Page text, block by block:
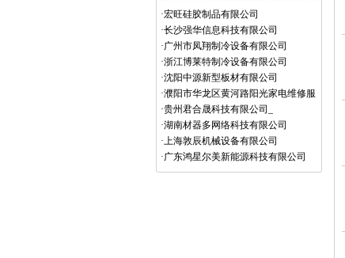
·宏旺硅胶制品有限公司
·长沙强华信息科技有限公司
·广州市凤翔制冷设备有限公司
·浙江博莱特制冷设备有限公司
·沈阳中源新型板材有限公司
·濮阳市华龙区黄河路阳光家电维修服
务部
·贵州君合晟科技有限公司_
·湖南材器多网络科技有限公司
·上海敦辰机械设备有限公司
·广东鸿星尔美新能源科技有限公司